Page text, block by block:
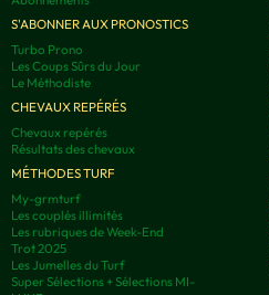
S'ABONNER AUX PRONOSTICS
Turbo Prono
Les Coups Sûrs du Jour
Le Méthodiste
CHEVAUX REPÉRÉS
Chevaux repérés
Résultats des chevaux
MÉTHODES TURF
My-grmturf
Les couplés illimités
Les rubriques de Week-End
Trot 2025
Les Jumelles du Turf
Super Sélections + Sélections MI-